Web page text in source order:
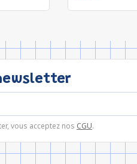
vous acceptez nos CGU.